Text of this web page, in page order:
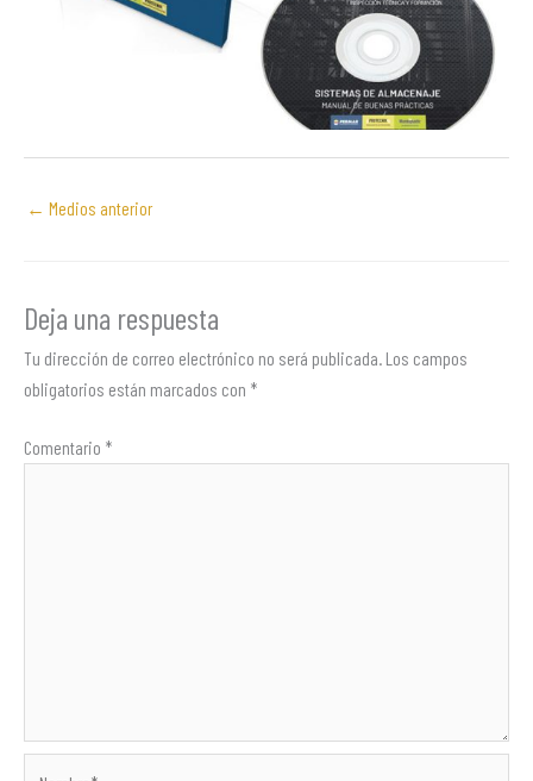
← Medios anterior
Deja una respuesta
Tu dirección de correo electrónico no será publicada. Los campos
obligatorios están marcados con *
Comentario *